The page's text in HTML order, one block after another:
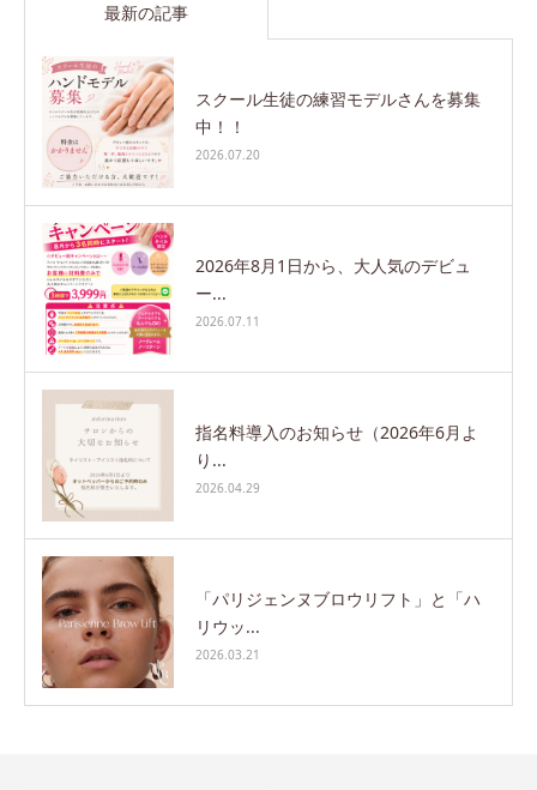
最新の記事
スクール生徒の練習モデルさんを募集
中！！
2026.07.20
2026年8月1日から、大人気のデビュ
ー...
2026.07.11
指名料導入のお知らせ（2026年6月よ
り...
2026.04.29
「パリジェンヌブロウリフト」と「ハ
リウッ...
2026.03.21